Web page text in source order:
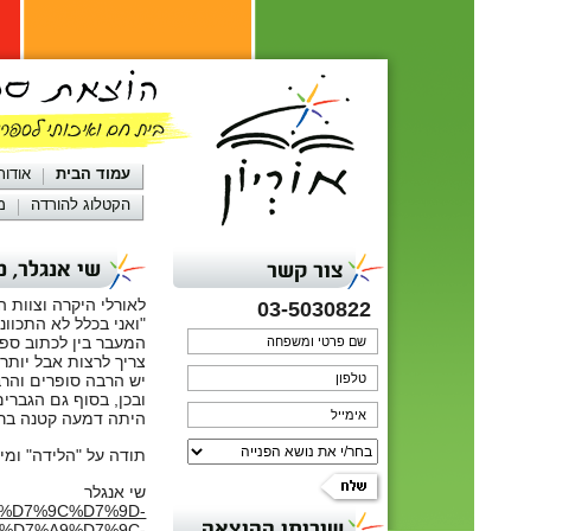
עמוד הבית
הקטלוג להורדה
צור קשר
03-5030822
שי אנגלר,
לאורלי היקרה וצוות
"ואני בכלל לא
המעבר בין לכתוב
צריך לרצות אבל
יש הרבה סופרים
ובכן, בסוף גם
היתה דמעה קטנה
תודה על "הלידה"
שי אנגלר